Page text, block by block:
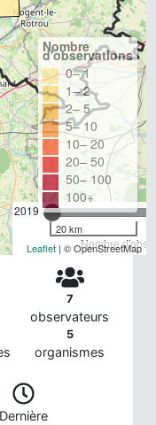
2019
Nombre
Nombre
d'observations
0– 1
1– 2
2– 5
5– 10
10– 20
20– 50
50– 100
100+
20 km
Leaflet | © OpenStreetMap
7
observateurs
5
organismes
Dernière